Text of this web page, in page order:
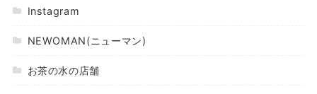
Instagram
NEWOMAN(ニューマン)
お茶の水の店舗